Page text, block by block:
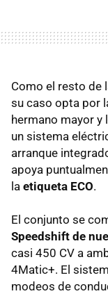
Como el resto de
su caso opta por
hermano mayor y
un sistema
arranque
apoya
la etiqueta ECO.
El conjunto se
Speedshift de
casi 450 CV a
4Matic+. El
modeos de